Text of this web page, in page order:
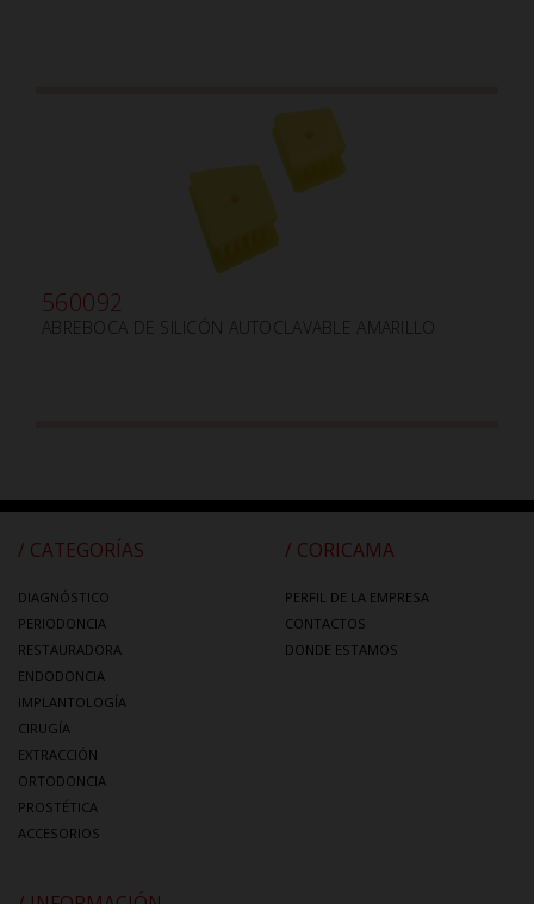
560092
ABREBOCA DE SILICÓN AUTOCLAVABLE AMARILLO
/ CATEGORÍAS
DIAGNÓSTICO
PERIODONCIA
RESTAURADORA
ENDODONCIA
IMPLANTOLOGÍA
CIRUGÍA
EXTRACCIÓN
ORTODONCIA
PROSTÉTICA
ACCESORIOS
/ CORICAMA
PERFIL DE LA EMPRESA
CONTACTOS
DONDE ESTAMOS